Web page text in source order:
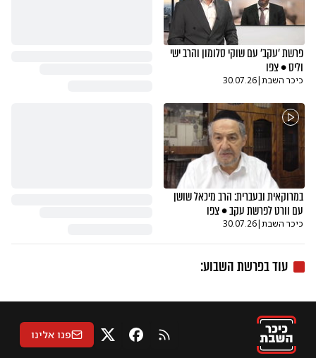
פרשת 'עקב' עם שוקי סלומון והרב ישי
וליס • צפו
כיכר השבת|
30.07.26
במרוקאית ובעברית: הרב מיכאל שושן
עם וורט לפרשת עקב • צפו
כיכר השבת|
30.07.26
עוד בפרשת השבוע:
RSS פייסבוק
X פנו אלינו